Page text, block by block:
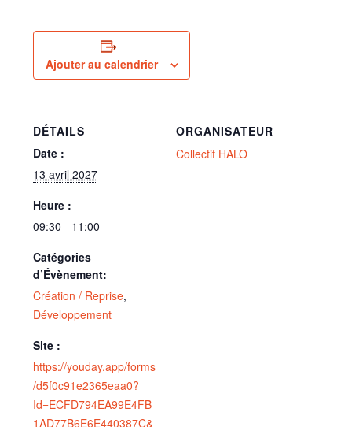
Ajouter au calendrier
DÉTAILS
Date :
13 avril 2027
Heure :
09:30 - 11:00
Catégories
d’Évènement:
Création / Reprise,
Développement
Site :
https://youday.app/forms
/d5f0c91e2365eaa0?
Id=ECFD794EA99E4FB
1AD77B6E6E440387C&
ORGANISATEUR
Collectif HALO